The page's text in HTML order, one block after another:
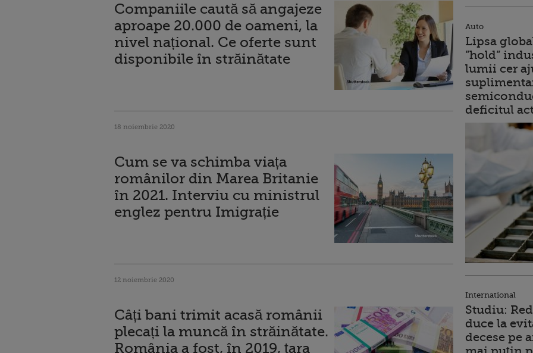
Companiile caută să angajeze
aproape 20.000 de oameni, la
nivel național. Ce oferte sunt
disponibile în străinătate
18 noiembrie 2020
Cum se va schimba viața
românilor din Marea Britanie
în 2021. Interviu cu ministrul
englez pentru Imigrație
12 noiembrie 2020
Câți bani trimit acasă românii
plecați la muncă în străinătate.
România a fost, în 2019, țara
Auto
Lipsa
”hold”
lumii cer
deficitul
International
Studiu:
duce la
decese pe